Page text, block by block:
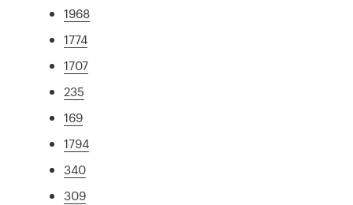
1968
1774
1707
235
169
1794
340
309